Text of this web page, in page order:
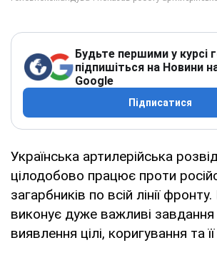
Будьте першими у курсі
підпишіться на Новини
Google
Підписатися
Українська артилерійська
цілодобово працює проти
загарбників по всій лінії
виконує дуже важливі
виявлення цілі, коригування та